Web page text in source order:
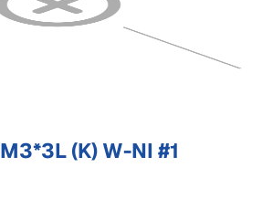
(K) W-NI #1